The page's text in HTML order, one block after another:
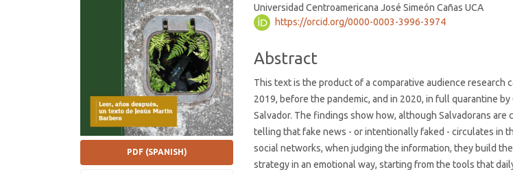
PDF (SPANISH)
Universidad Centroamericana José Simeón Cañas UCA
https://orcid.org/0000-0003-3996-3974
Abstract
This text is the product of a comparative audience research
2019, before the pandemic, and in 2020, in full quarantine by
Salvador. The findings show how, although Salvadorans are
telling that fake news - or intentionally faked - circulates in
social networks, when judging the information, they build
strategy in an emotional way, starting from the tools that